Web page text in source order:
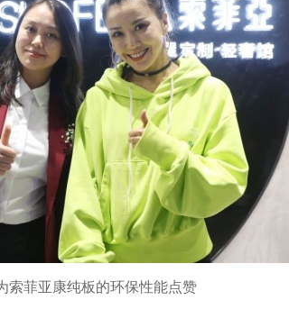
亚康纯板的环保性能点赞